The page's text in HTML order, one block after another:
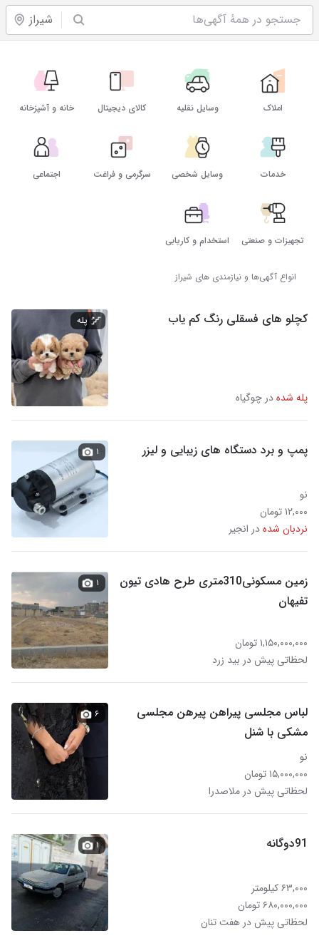
شیراز
املاک وسایل نقلیه کالای دیجیتال خانه و آشپزخانه
خدمات وسایل شخصی سرگرمی و فراغت اجتماعی
تجهیزات و صنعتی استخدام و کاریابی
انواع آگهی‌ها و نیازمندی های شیراز
کچلو های فسقلی رنگ کم یاب
پله شدهدر چوگیاه‎
پله
پمپ و برد دستگاه های زیبایی و لیزر
نو
۱۲,۰۰۰ تومان
نردبان شدهدر انجیر
۱
زمین مسکونی310متری طرح هادی تیون
تفیهان
۱,۱۵۰,۰۰۰,۰۰۰ تومان
لحظاتی پیش در بید زرد
۱
لباس مجلسی پیراهن پیرهن مجلسی
مشکی با شنل
نو
۱۵,۰۰۰,۰۰۰ تومان
لحظاتی پیش در ملاصدرا
۶
91دوگانه
۶۳,۰۰۰ کیلومتر
۶۸۰,۰۰۰,۰۰۰ تومان
لحظاتی پیش در هفت تنان
۱